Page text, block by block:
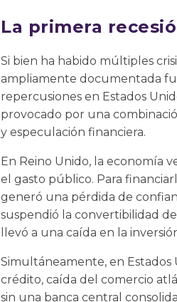
La primera
Si bien ha habido múltiples
ampliamente documentada
repercusiones en Estados
provocado por una
y especulación financiera.
En Reino Unido, la economía
el gasto público. Para
generó una pérdida de
suspendió la convertibilidad
llevó a una caída en la
Simultáneamente, en Estados
crédito, caída del comercio
sin una banca central